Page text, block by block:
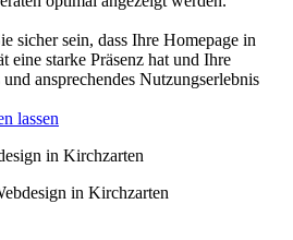
sicher sein, dass Ihre Homepage in
eine starke Präsenz hat und Ihre
ansprechendes Nutzungserlebnis
lassen